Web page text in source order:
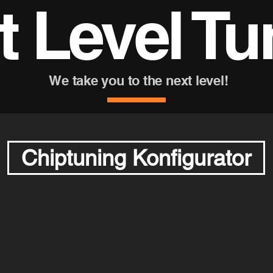
Chiptuning Konfigurator
Level
We take you to the next level!